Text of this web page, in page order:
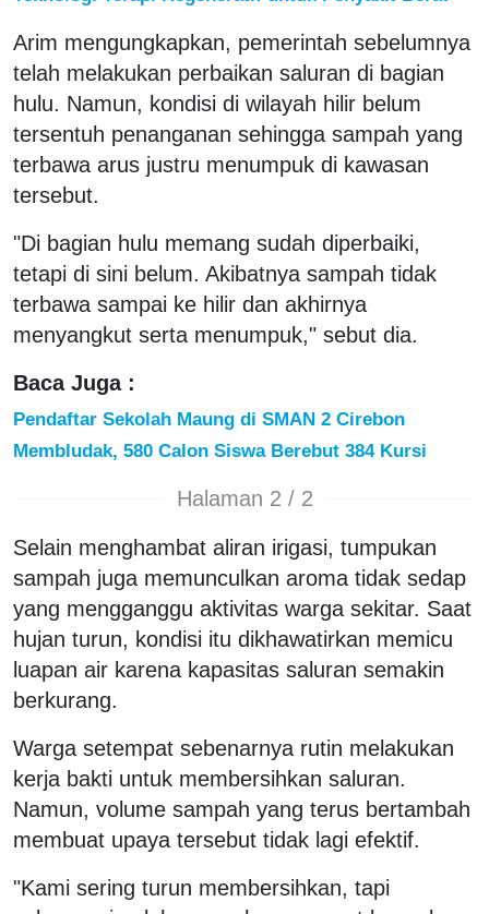
Arim mengungkapkan, pemerintah sebelumnya
telah melakukan perbaikan saluran di bagian
hulu. Namun, kondisi di wilayah hilir belum
tersentuh penanganan sehingga sampah yang
terbawa arus justru menumpuk di kawasan
tersebut.
"Di bagian hulu memang sudah diperbaiki,
tetapi di sini belum. Akibatnya sampah tidak
terbawa sampai ke hilir dan akhirnya
menyangkut serta menumpuk," sebut dia.
Baca Juga :
Pendaftar Sekolah Maung di SMAN 2 Cirebon
Membludak, 580 Calon Siswa Berebut 384 Kursi
Halaman 2 / 2
Selain menghambat aliran irigasi, tumpukan
sampah juga memunculkan aroma tidak sedap
yang mengganggu aktivitas warga sekitar. Saat
hujan turun, kondisi itu dikhawatirkan memicu
luapan air karena kapasitas saluran semakin
berkurang.
Warga setempat sebenarnya rutin melakukan
kerja bakti untuk membersihkan saluran.
Namun, volume sampah yang terus bertambah
membuat upaya tersebut tidak lagi efektif.
"Kami sering turun membersihkan, tapi